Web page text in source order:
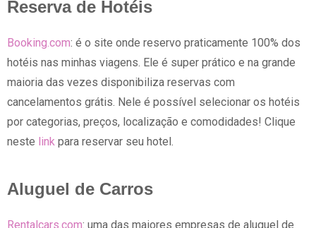
Reserva de Hotéis
Booking.com: é o site onde reservo praticamente 100% dos
hotéis nas minhas viagens. Ele é super prático e na grande
maioria das vezes disponibiliza reservas com
cancelamentos grátis. Nele é possível selecionar os hotéis
por categorias, preços, localização e comodidades! Clique
neste link para reservar seu hotel.
Aluguel de Carros
Rentalcars.com: uma das maiores empresas de aluguel de